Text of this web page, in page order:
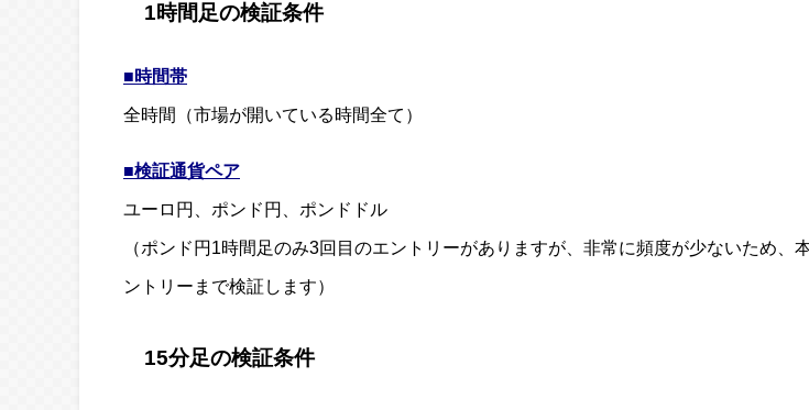
1時間足の検証条件
■時間帯
全時間（市場が開いている時間全て）
■検証通貨ペア
ユーロ円、ポンド円、ポンドドル
（ポンド円1時間足のみ3回目のエントリーがありますが、非常に頻度が少ないため、
ントリーまで検証します）
15分足の検証条件